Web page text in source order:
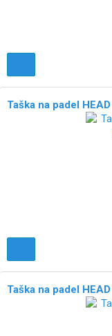
Taška na padel
Taška na padel